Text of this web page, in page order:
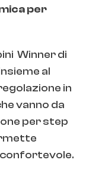
per
Winner di
al
in
vanno da
per step